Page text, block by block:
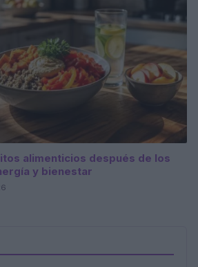
alimenticios después de los
y bienestar